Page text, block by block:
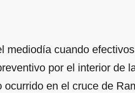
mediodía cuando
por el interior de
ocurrido en el cruce de